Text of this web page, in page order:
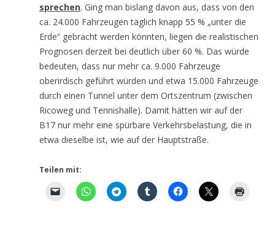
sprechen. Ging man bislang davon aus, dass von den
ca. 24.000 Fahrzeugen täglich knapp 55 % „unter die
Erde“ gebracht werden könnten, liegen die realistischen
Prognosen derzeit bei deutlich über 60 %. Das würde
bedeuten, dass nur mehr ca. 9.000 Fahrzeuge
oberirdisch geführt würden und etwa 15.000 Fahrzeuge
durch einen Tunnel unter dem Ortszentrum (zwischen
Ricoweg und Tennishalle). Damit hätten wir auf der
B17 nur mehr eine spürbare Verkehrsbelastung, die in
etwa dieselbe ist, wie auf der Hauptstraße.
Teilen mit: